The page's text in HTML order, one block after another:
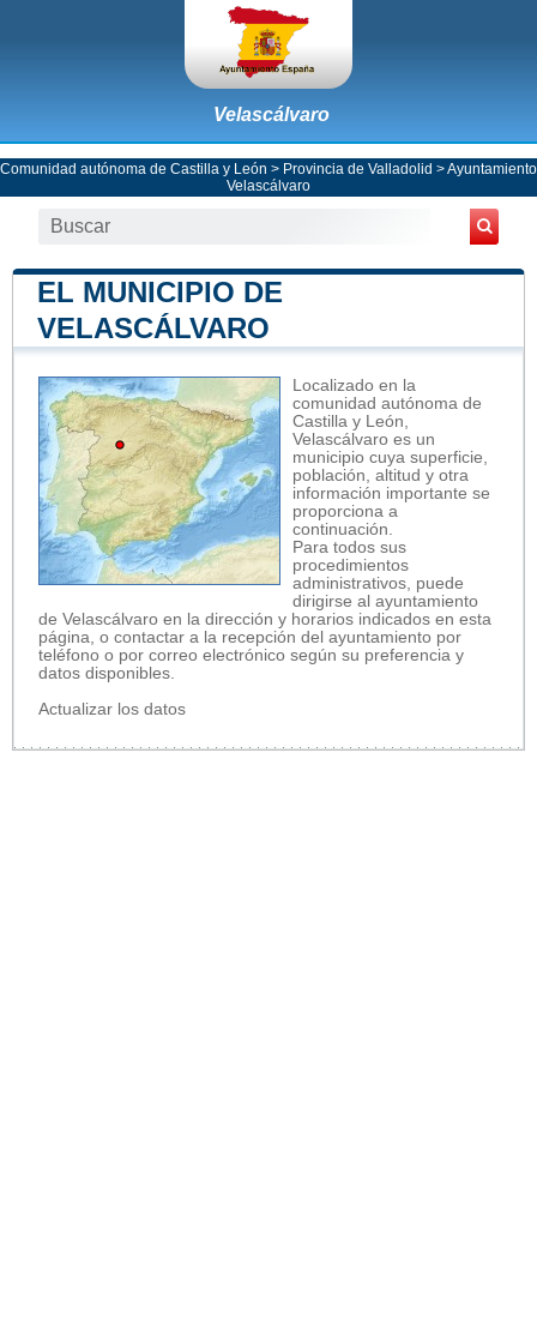
Velascálvaro
Comunidad autónoma de Castilla y León > Provincia de Valladolid >Ayuntamiento
Velascálvaro
EL MUNICIPIO DE
VELASCÁLVARO
Localizado en la
comunidad autónoma de
Castilla y León,
Velascálvaro es un
municipio cuya superficie,
población, altitud y otra
información importante se
proporciona a
continuación.
Para todos sus
procedimientos
administrativos, puede
dirigirse al ayuntamiento
de Velascálvaro en la dirección y horarios indicados en esta
página, o contactar a la recepción del ayuntamiento por
teléfono o por correo electrónico según su preferencia y
datos disponibles.
Actualizar los datos